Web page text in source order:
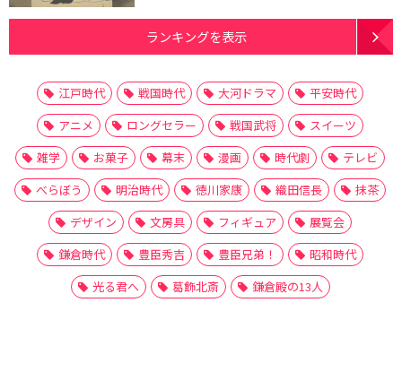
ランキングを表示
江戸時代 戦国時代 大河ドラマ
平安時代
アニメ
ロングセラー 戦国武将
スイーツ
雑学
お菓子 幕末 漫画 時代劇
テレビ
べらぼう
明治時代 徳川家康 織田信長
抹茶
デザイン
文房具 フィギュア
展覧会
鎌倉時代
豊臣秀吉 豊臣兄弟！
昭和時代
光る君へ
葛飾北斎 鎌倉殿の13人